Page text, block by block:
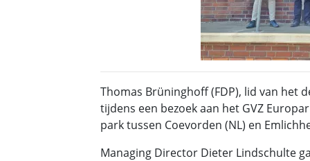
Thomas Brüninghoff (FDP), lid van het
tijdens een bezoek aan het GVZ
park tussen Coevorden (NL) en
Managing Director Dieter Lindschulte